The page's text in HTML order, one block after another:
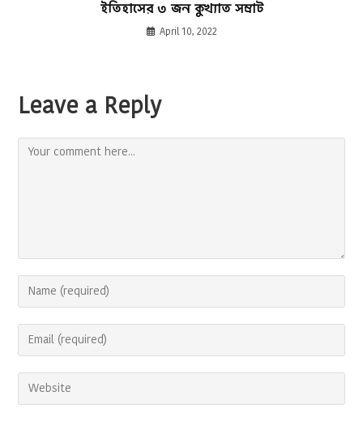
ইতিহাসের ৩ জন কুখ্যাত সম্রাট
April 10, 2022
Leave a Reply
Comment
your
username
comment
your
address
your